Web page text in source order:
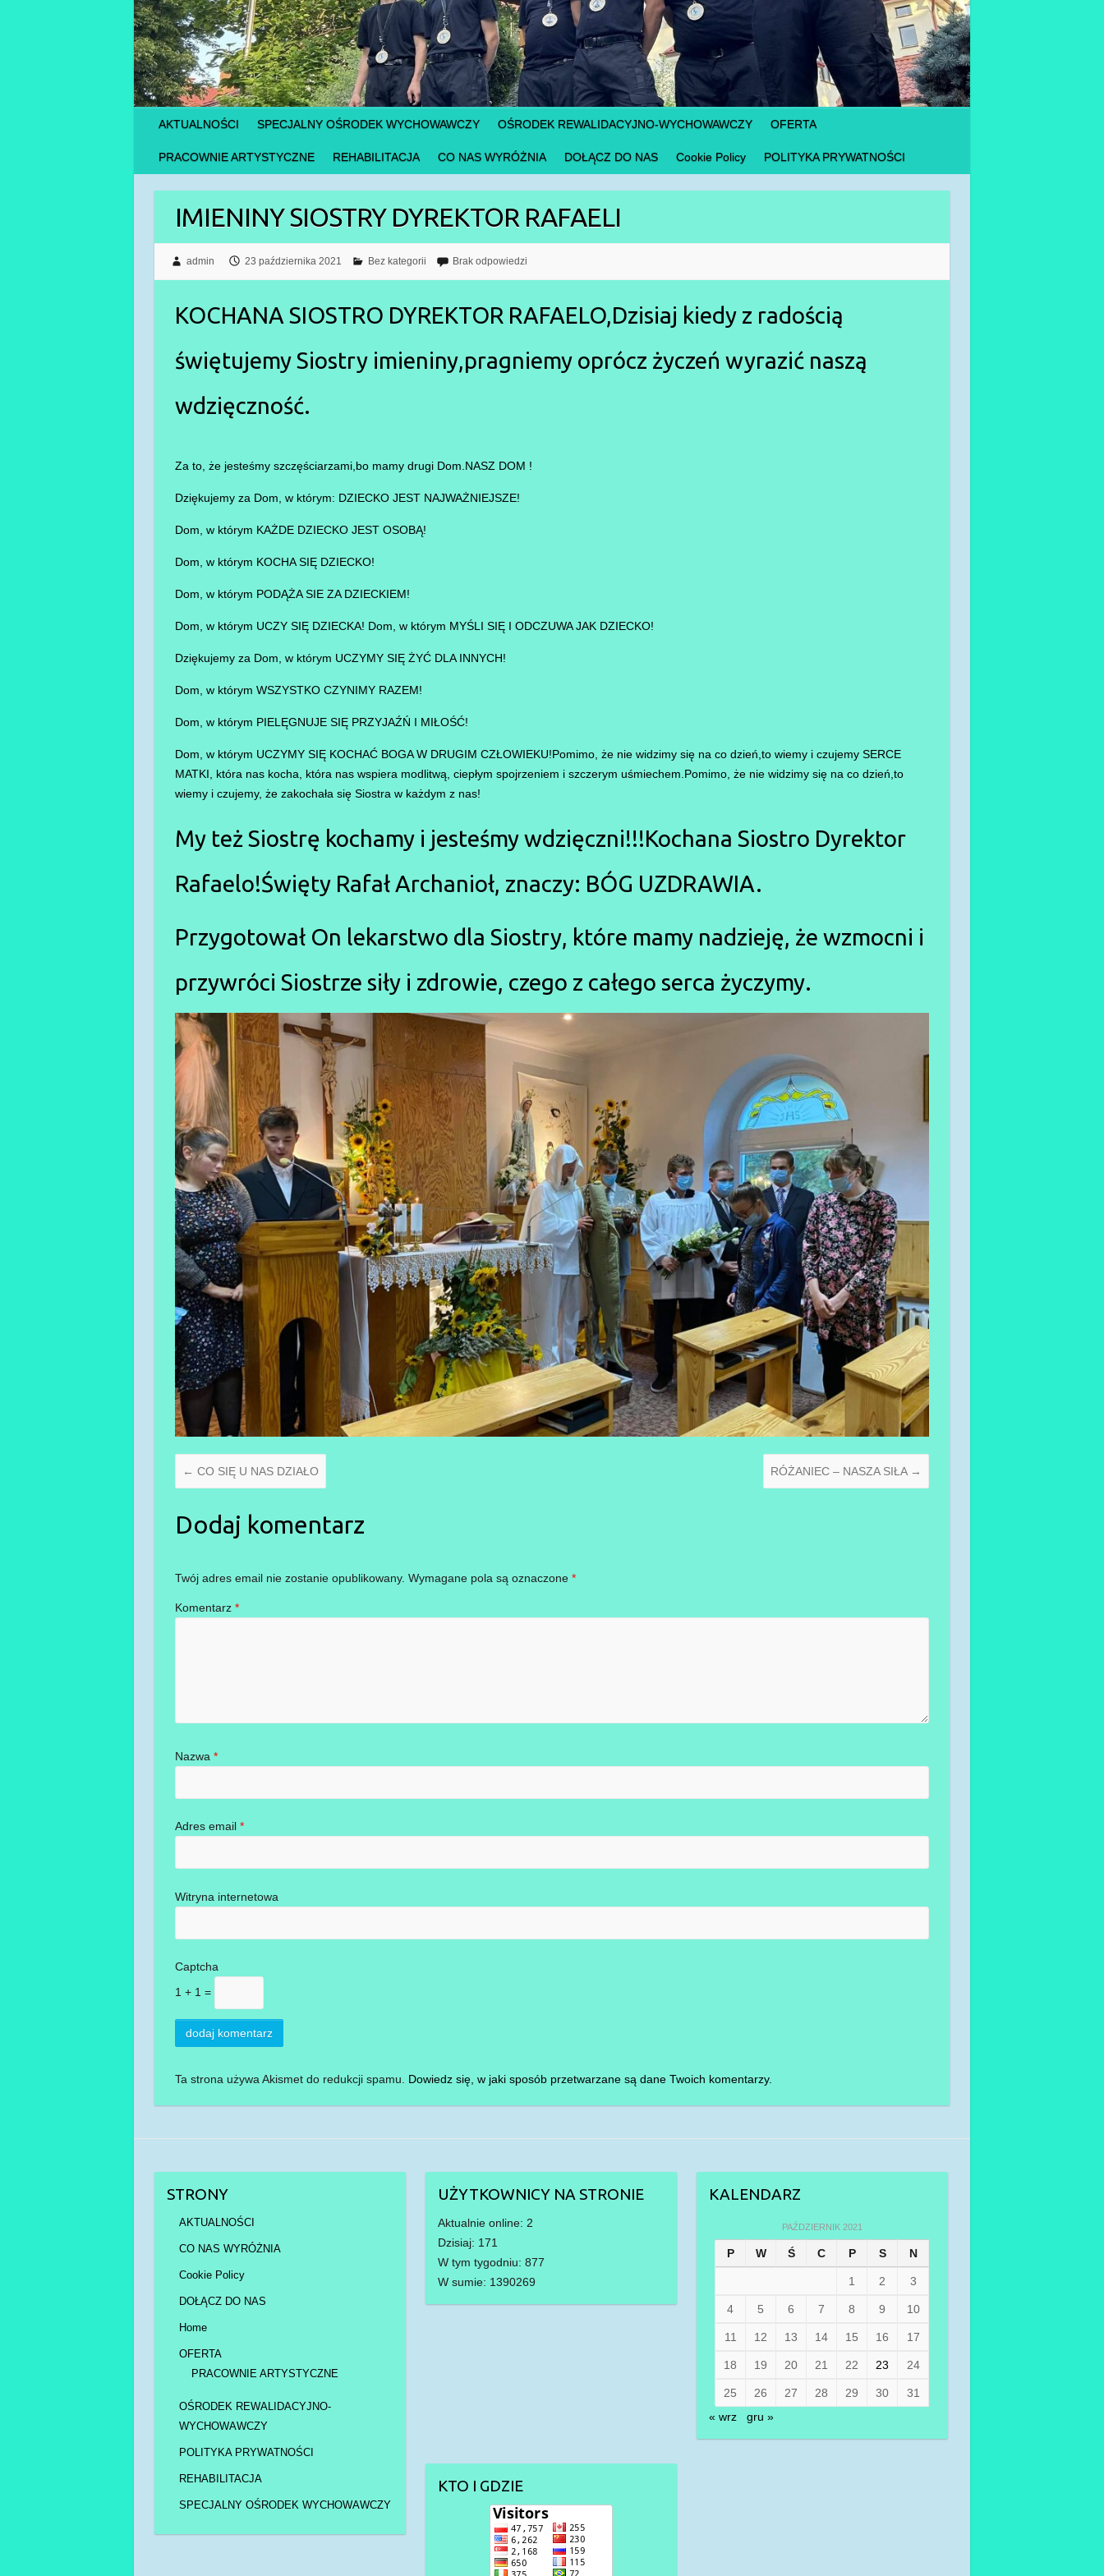
AKTUALNOŚCI SPECJALNY OŚRODEK WYCHOWAWCZY OŚRODEK REWALIDACYJNO-WYCHOWAWCZY OFERTA
PRACOWNIE ARTYSTYCZNE REHABILITACJA CO NAS WYRÓŻNIA DOŁĄCZ DO NAS Cookie Policy POLITYKA PRYWATNOŚCI
IMIENINY SIOSTRY DYREKTOR RAFAELI
admin 23 października 2021 Bez kategorii Brak odpowiedzi
KOCHANA SIOSTRO DYREKTOR RAFAELO,Dzisiaj kiedy z radością
świętujemy Siostry imieniny,pragniemy oprócz życzeń wyrazić naszą
wdzięczność.
Za to, że jesteśmy szczęściarzami,bo mamy drugi Dom.NASZ DOM !
Dziękujemy za Dom, w którym: DZIECKO JEST NAJWAŻNIEJSZE!
Dom, w którym KAŻDE DZIECKO JEST OSOBĄ!
Dom, w którym KOCHA SIĘ DZIECKO!
Dom, w którym PODĄŻA SIE ZA DZIECKIEM!
Dom, w którym UCZY SIĘ DZIECKA! Dom, w którym MYŚLI SIĘ I ODCZUWA JAK DZIECKO!
Dziękujemy za Dom, w którym UCZYMY SIĘ ŻYĆ DLA INNYCH!
Dom, w którym WSZYSTKO CZYNIMY RAZEM!
Dom, w którym PIELĘGNUJE SIĘ PRZYJAŹŃ I MIŁOŚĆ!
Dom, w którym UCZYMY SIĘ KOCHAĆ BOGA W DRUGIM CZŁOWIEKU!Pomimo, że nie widzimy się na co dzień,to wiemy i czujemy SERCE
MATKI, która nas kocha, która nas wspiera modlitwą, ciepłym spojrzeniem i szczerym uśmiechem.Pomimo, że nie widzimy się na co dzień,to
wiemy i czujemy, że zakochała się Siostra w każdym z nas!
My też Siostrę kochamy i jesteśmy wdzięczni!!!Kochana Siostro Dyrektor
Rafaelo!Święty Rafał Archanioł, znaczy: BÓG UZDRAWIA.
Przygotował On lekarstwo dla Siostry, które mamy nadzieję, że wzmocni i
przywróci Siostrze siły i zdrowie, czego z całego serca życzymy.
← CO SIĘ U NAS DZIAŁO RÓŻANIEC – NASZA SIŁA →
Dodaj komentarz
Twój adres email nie zostanie opublikowany. Wymagane pola są oznaczone *
Komentarz *
Nazwa *
Adres email *
Witryna internetowa
Captcha
1 + 1 =
Ta strona używa Akismet do redukcji spamu. Dowiedz się, w jaki sposób przetwarzane są dane Twoich komentarzy.
STRONY
AKTUALNOŚCI
CO NAS WYRÓŻNIA
Cookie Policy
DOŁĄCZ DO NAS
Home
OFERTA
PRACOWNIE ARTYSTYCZNE
OŚRODEK REWALIDACYJNO-
WYCHOWAWCZY
POLITYKA PRYWATNOŚCI
REHABILITACJA
SPECJALNY OŚRODEK WYCHOWAWCZY
UŻYTKOWNICY NA STRONIE
Aktualnie online: 2
Dzisiaj: 171
W tym tygodniu: 877
W sumie: 1390269
KALENDARZ
PAŹDZIERNIK 2021
P W Ś C P S N
1 2 3
4 5 6 7 8 9 10
11 12 13 14 15 16 17
18 19 20 21 22 23 24
25 26 27 28 29 30
31
« wrz
gru »
KTO I GDZIE